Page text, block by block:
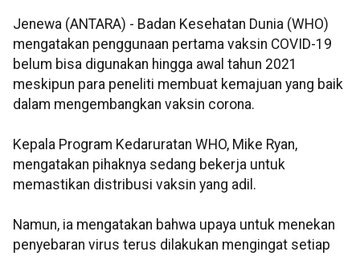
Jenewa (ANTARA) - Badan Kesehatan Dunia (WHO)
mengatakan penggunaan pertama vaksin COVID-19
belum bisa digunakan hingga awal tahun 2021
meskipun para peneliti membuat kemajuan yang baik
dalam mengembangkan vaksin corona.
Kepala Program Kedaruratan WHO, Mike Ryan,
mengatakan pihaknya sedang bekerja untuk
memastikan distribusi vaksin yang adil.
Namun, ia mengatakan bahwa upaya untuk menekan
penyebaran virus terus dilakukan mengingat setiap